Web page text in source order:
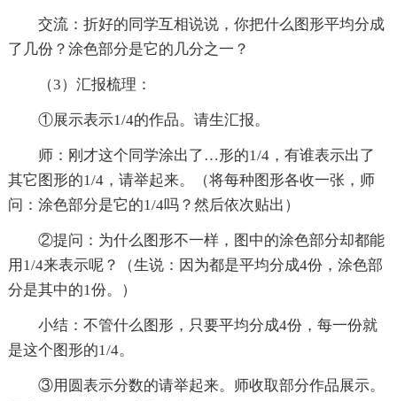
交流：折好的同学互相说说，你把什么图形平均分成
了几份？涂色部分是它的几分之一？
（3）汇报梳理：
①展示表示1/4的作品。请生汇报。
师：刚才这个同学涂出了…形的1/4，有谁表示出了
其它图形的1/4，请举起来。（将每种图形各收一张，师
问：涂色部分是它的1/4吗？然后依次贴出）
②提问：为什么图形不一样，图中的涂色部分却都能
用1/4来表示呢？（生说：因为都是平均分成4份，涂色部
分是其中的1份。）
小结：不管什么图形，只要平均分成4份，每一份就
是这个图形的1/4。
③用圆表示分数的请举起来。师收取部分作品展示。